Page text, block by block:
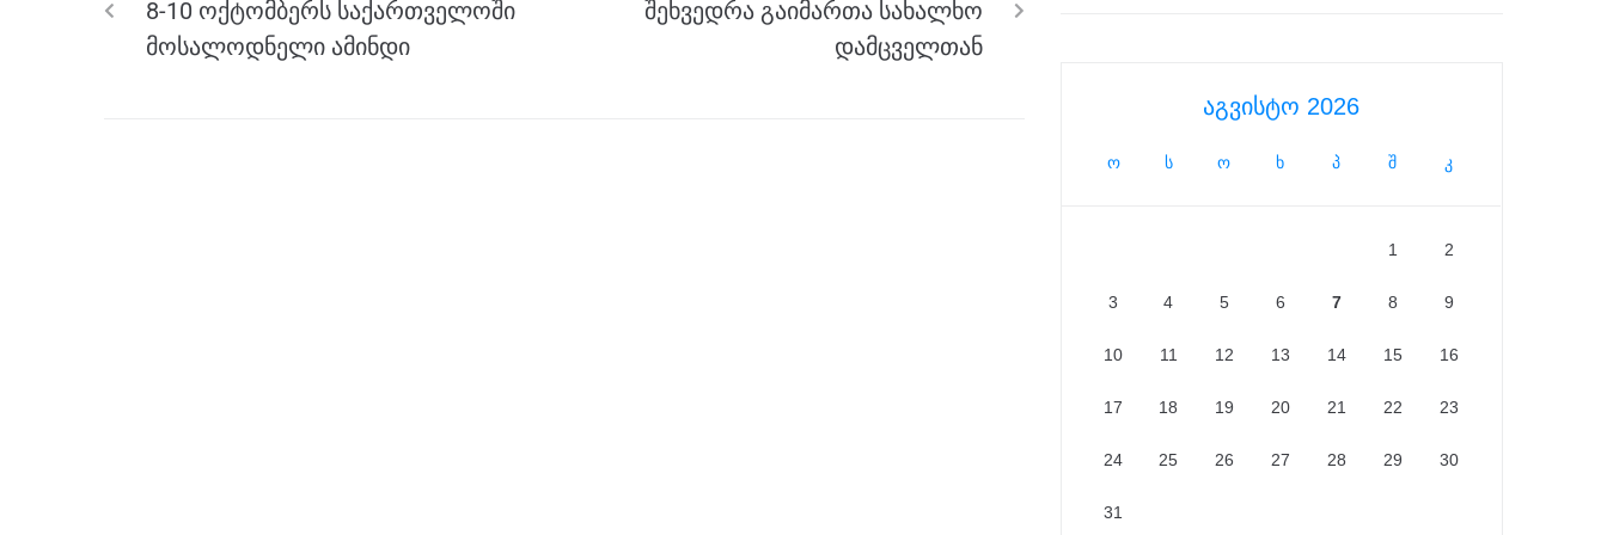
o
k
er
p
8-10 ოქტომბერს საქართველოში
მოსალოდნელი ამინდი
შეხვედრა გაიმართა სახალხო
დამცველთან
აგვისტო 2026
ო ს ო ხ პ შ კ
1 2
3 4 5 6 7 8 9
10 11 12 13 14 15 16
17 18 19 20 21 22 23
24 25 26 27 28 29 30
31